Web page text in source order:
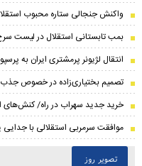
واکنش جنجالی ستاره محبوب
بمب تابستانی استقلال در لیست
انتقال لژیونر پرمشتری ایران به
تصمیم بختیاری‌زاده در خصوص جذب
خرید جدید سهراب در راه/ کنش‌های
موافقت سرمربی استقلالی با
تصویر روز